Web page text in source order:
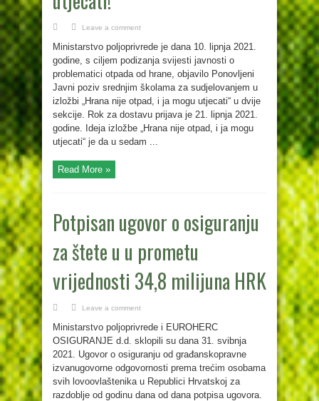
Leave a comment
Ministarstvo poljoprivrede je dana 10. lipnja 2021.
godine, s ciljem podizanja svijesti javnosti o
problematici otpada od hrane, objavilo Ponovljeni
Javni poziv srednjim školama za sudjelovanjem u
izložbi „Hrana nije otpad, i ja mogu utjecati“ u dvije
sekcije. Rok za dostavu prijava je 21. lipnja 2021.
godine. Ideja izložbe „Hrana nije otpad, i ja mogu
utjecati“ je da u sedam ...
Read More »
Potpisan ugovor o osiguranju
za štete u u prometu
vrijednosti 34,8 milijuna HRK
Leave a comment
Ministarstvo poljoprivrede i EUROHERC
OSIGURANJE d.d. sklopili su dana 31. svibnja
2021. Ugovor o osiguranju od građanskopravne
izvanugovorne odgovornosti prema trećim osobama
svih lovoovlaštenika u Republici Hrvatskoj za
razdoblje od godinu dana od dana potpisa ugovora.